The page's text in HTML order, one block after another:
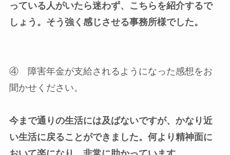
っている人がいたら迷わず、こちらを紹介するで
しょう。そう強く感じさせる事務所様でした。
④ 障害年金が支給されるようになった感想をお
聞かせください。
今まで通りの生活には及ばないですが、かなり近
い生活に戻ることができました。何より精神面に